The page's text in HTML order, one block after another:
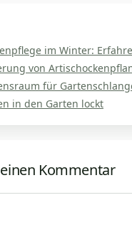
im Winter:
von
für
in den Garten lockt
Kommentar